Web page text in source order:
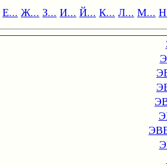
Е... Ж... З... И... Й... К... Л... М...